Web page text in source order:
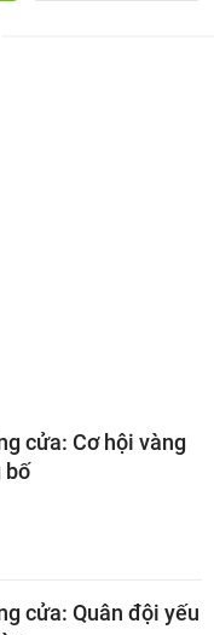
cửa: Cơ hội vàng
bố
cửa: Quân đội yếu